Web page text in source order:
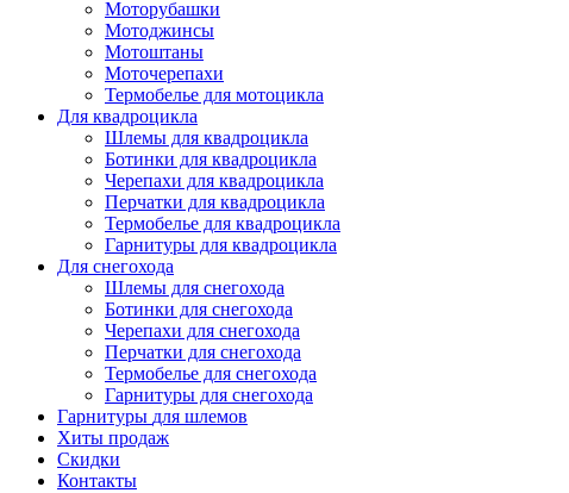
Моторубашки
Мотоджинсы
Мотоштаны
Моточерепахи
Термобелье для мотоцикла
Для квадроцикла
Шлемы для квадроцикла
Ботинки для квадроцикла
Черепахи для квадроцикла
Перчатки для квадроцикла
Термобелье для квадроцикла
Гарнитуры для квадроцикла
Для снегохода
Шлемы для снегохода
Ботинки для снегохода
Черепахи для снегохода
Перчатки для снегохода
Термобелье для снегохода
Гарнитуры для снегохода
Гарнитуры для шлемов
Хиты продаж
Скидки
Контакты